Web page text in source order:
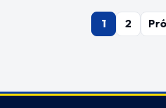
1 2